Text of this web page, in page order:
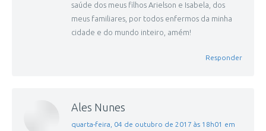
saúde dos meus filhos Arielson e Isabela, dos
meus familiares, por todos enfermos da minha
cidade e do mundo inteiro, amém!
Responder
Ales Nunes
disse:
quarta-feira, 04 de outubro de 2017 às 18h01 em